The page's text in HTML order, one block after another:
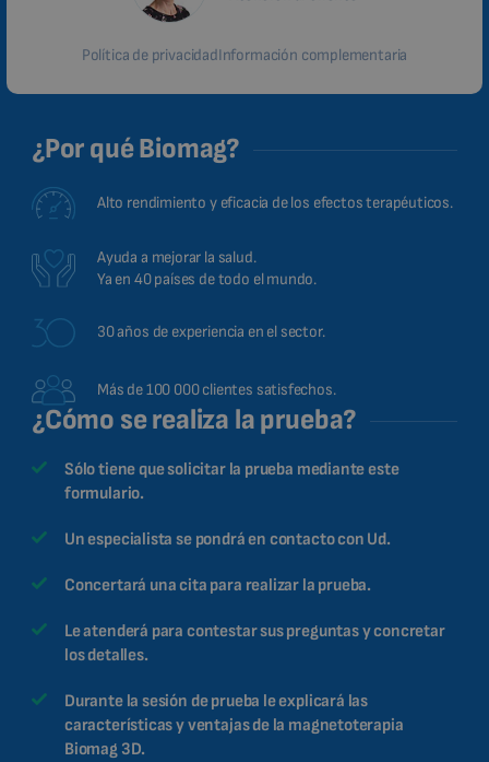
Política de privacidadInformación complementaria
¿Por qué Biomag?
Alto rendimiento y eficacia de los efectos terapéuticos.
Ayuda a mejorar la salud.
Ya en 40 países de todo el mundo.
30 años de experiencia en el sector.
Más de 100 000 clientes satisfechos.
¿Cómo se realiza la prueba?
Sólo tiene que solicitar la prueba mediante este
formulario.
Un especialista se pondrá en contacto con Ud.
Concertará una cita para realizar la prueba.
Le atenderá para contestar sus preguntas y concretar
los detalles.
Durante la sesión de prueba le explicará las
características y ventajas de la magnetoterapia
Biomag 3D.